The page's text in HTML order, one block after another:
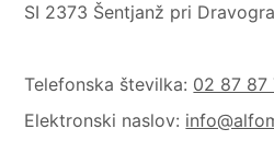
SI 2373 Šentjanž pri
Telefonska številka: 02 87 87
Elektronski naslov: